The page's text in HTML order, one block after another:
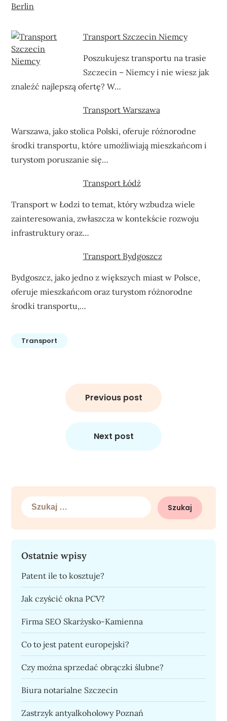
Berlin
Transport Szczecin Niemcy
Poszukujesz transportu na trasie
Szczecin – Niemcy i nie wiesz jak
znaleźć najlepszą ofertę? W…
Transport Warszawa
Warszawa, jako stolica Polski, oferuje różnorodne
środki transportu, które umożliwiają mieszkańcom i
turystom poruszanie się…
Transport Łódź
Transport w Łodzi to temat, który wzbudza wiele
zainteresowania, zwłaszcza w kontekście rozwoju
infrastruktury oraz…
Transport Bydgoszcz
Bydgoszcz, jako jedno z większych miast w Polsce,
oferuje mieszkańcom oraz turystom różnorodne
środki transportu,…
Transport
Previous post
Next post
Szukaj:
Ostatnie wpisy
Patent ile to kosztuje?
Jak czyścić okna PCV?
Firma SEO Skarżysko-Kamienna
Co to jest patent europejski?
Czy można sprzedać obrączki ślubne?
Biura notarialne Szczecin
Zastrzyk antyalkoholowy Poznań